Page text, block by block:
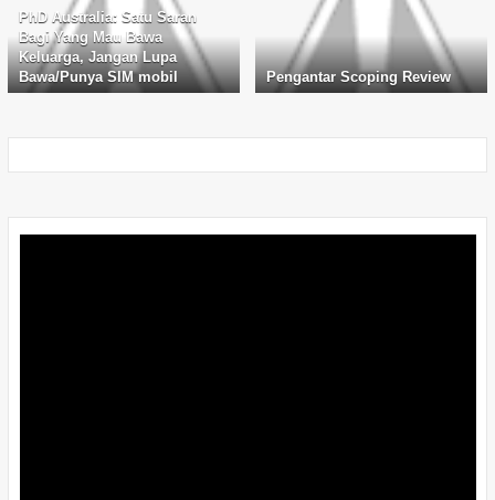
PhD Australia: Satu Saran
Bagi Yang Mau Bawa
Keluarga, Jangan Lupa
Bawa/Punya SIM mobil
Pengantar Scoping Review